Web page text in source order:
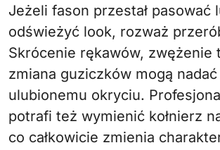
Jeżeli fason przestał pasować
odświeżyć look, rozważ
Skrócenie rękawów, zwężenie
zmiana guziczków mogą
ulubionemu okryciu.
potrafi też wymienić kołnierz
co całkowicie zmienia